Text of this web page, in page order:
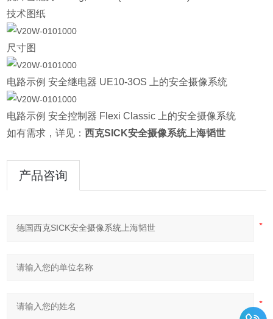
技术图纸
尺寸图
电路示例 安全继电器 UE10-3OS 上的安全摄像系统
电路示例 安全控制器 Flexi Classic 上的安全摄像系统
如有需求，详见： 西克SICK安全摄像系统上海韬世
产品咨询